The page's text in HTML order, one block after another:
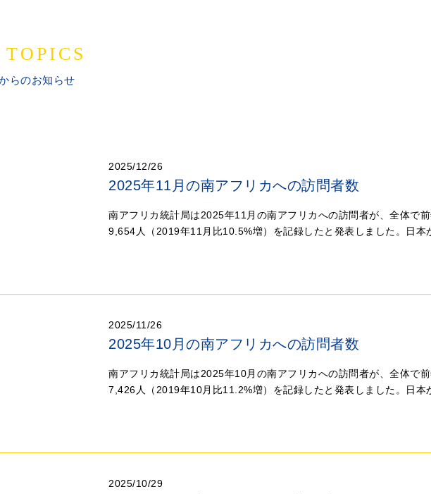
らのお知らせ
2025/12/26
2025年11月の南アフリカへの訪問者数
南アフリカ統計局は2025年11月の南アフリカへの訪問者が、全体で
9,654人（2019年11月比10.5%増）を記録したと発表しました。日本
2025/11/26
2025年10月の南アフリカへの訪問者数
南アフリカ統計局は2025年10月の南アフリカへの訪問者が、全体で
7,426人（2019年10月比11.2%増）を記録したと発表しました。日本
2025/10/29